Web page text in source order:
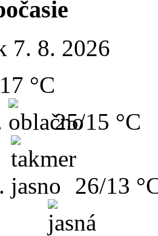
7. 8. 2026
17 °C
25/15 °C
26/13